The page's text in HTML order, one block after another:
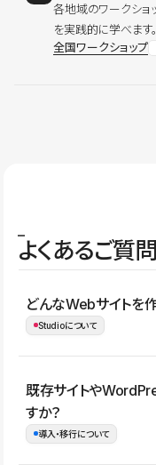
各地域のワークショ
を実践的に学べます。
全国ワークショップ
よくあるご質問
どんなWebサイトを
Studioについて
コーポレートサイト、
グ・メディア、イベン
ォリオなど幅広く制作で
既存サイトや
すか？
導入・移行について